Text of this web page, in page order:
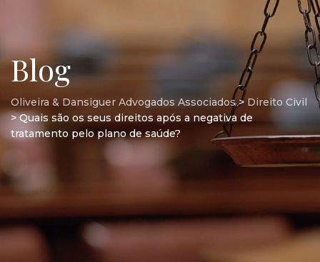
Blog
Oliveira & Dansiguer Advogados Associados> Direito Civil
>Quais são os seus direitos após a negativa de
tratamento pelo plano de saúde?